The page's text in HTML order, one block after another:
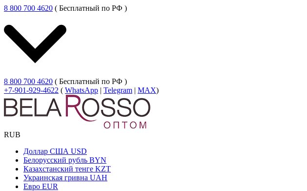
8 800 700 4620 ( Бесплатный по РФ )
8 800 700 4620 ( Бесплатный по РФ )
+7-901-929-4622 ( WhatsApp | Telegram | MAX)
RUB
Доллар США USD
Белорусский рубль BYN
Казахстанский тенге KZT
Украинская гривна UAH
Евро EUR